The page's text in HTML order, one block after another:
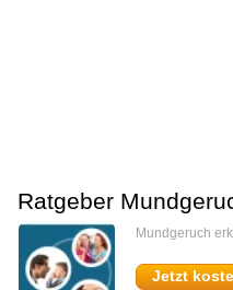
Ratgeber
Mundgeruch
Jetzt